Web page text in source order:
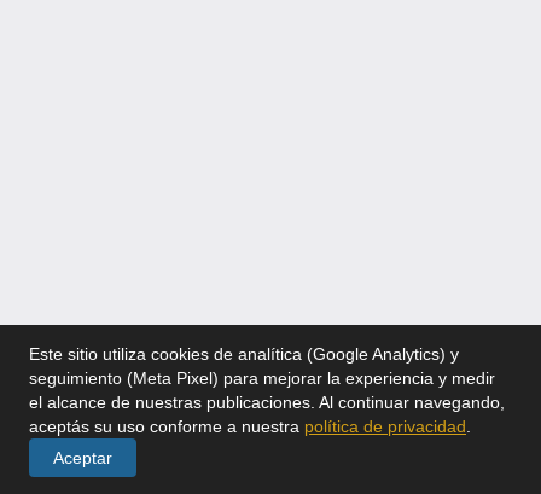
Este sitio utiliza cookies de analítica (Google Analytics) y
seguimiento (Meta Pixel) para mejorar la experiencia y medir
el alcance de nuestras publicaciones. Al continuar navegando,
aceptás su uso conforme a nuestra política de privacidad
Aceptar